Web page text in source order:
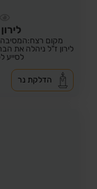
מקום
לירון ז"ל ניהלה את
לסייע
הדלקת נר